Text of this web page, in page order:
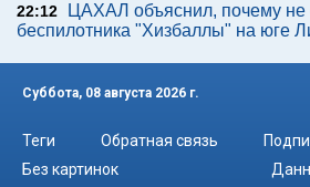
22:12
ЦАХАЛ объяснил, почему не
беспилотника "Хизбаллы" на юге
Суббота, 08 августа 2026 г.
Теги Обратная связь
Без картинок